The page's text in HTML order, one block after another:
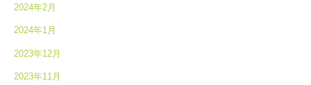
2024年2月
2024年1月
2023年12月
2023年11月